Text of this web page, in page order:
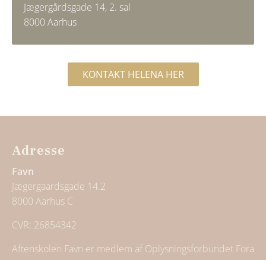
Jægergårdsgade 14, 2. sal
8000 Aarhus
KONTAKT HELENA HER
Adresse
Favn
Jægergaardsgade 14.2
8000 Aarhus C
CVR: 26854342
Aftenskolen Favn er medlem af Oplysningsforbundet Fora